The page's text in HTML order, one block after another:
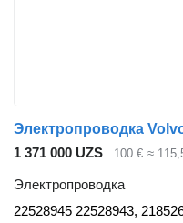
1 371 000 UZS 100 € ≈
Электропроводка
22528945 22528943,